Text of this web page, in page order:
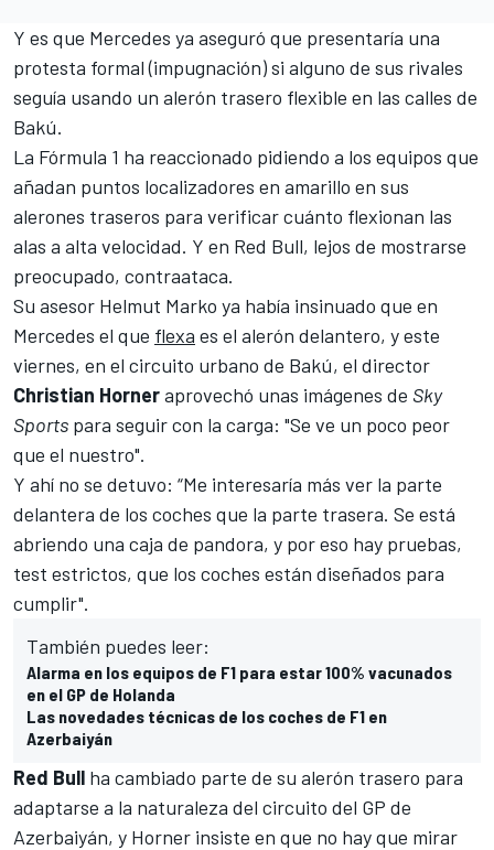
Y es que Mercedes ya aseguró que presentaría una
protesta formal (impugnación)si alguno de sus rivales
seguía usando un alerón trasero flexible en las calles de
Bakú.
La Fórmula 1 ha reaccionado pidiendo a los equipos que
añadan puntos localizadores en amarillo en sus
alerones traseros para verificar cuánto flexionan las
alas a alta velocidad. Y en Red Bull, lejos de mostrarse
preocupado, contraataca.
Su asesor Helmut Marko ya había insinuado que en
Mercedes el que flexa es el alerón delantero, y este
viernes, en el circuito urbano de Bakú, el director
Christian Horneraprovechó unas imágenes de Sky
Sports para seguir con la carga: "Se ve un poco peor
que el nuestro".
Y ahí no se detuvo: “Me interesaría más ver la parte
delantera de los coches que la parte trasera. Se está
abriendo una caja de pandora, y por eso hay pruebas,
test estrictos, que los coches están diseñados para
cumplir".
También puedes leer:
Alarma en los equipos de F1 para estar 100% vacunados
en el GP de Holanda
Las novedades técnicas de los coches de F1 en
Azerbaiyán
Red Bull ha cambiado parte de su alerón trasero para
adaptarse a la naturaleza del circuito del GP de
Azerbaiyán, y Horner insiste en que no hay que mirar